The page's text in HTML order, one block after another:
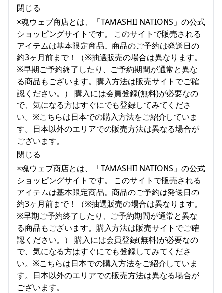
閉じる
×魂ウェブ商店とは、「TAMASHII NATIONS」の公式
ショッピングサイトです。 このサイトで販売される
アイテムは基本限定商品。商品のご予約は発送日の
約3ヶ月前まで！（※抽選販売の場合は異なります。
※早期ご予約終了したり、ご予約期間が通常と異な
る商品もございます。購入方法は販売サイトでご確
認ください。） 購入には会員登録(無料)が必要なの
で、気になる方はすぐにでも登録してみてくださ
い。※こちらは日本での購入方法をご紹介していま
す。日本以外のエリアでの販売方法は異なる場合が
ございます。
閉じる
×魂ウェブ商店とは、「TAMASHII NATIONS」の公式
ショッピングサイトです。 このサイトで販売される
アイテムは基本限定商品。商品のご予約は発送日の
約3ヶ月前まで！（※抽選販売の場合は異なります。
※早期ご予約終了したり、ご予約期間が通常と異な
る商品もございます。購入方法は販売サイトでご確
認ください。） 購入には会員登録(無料)が必要なの
で、気になる方はすぐにでも登録してみてくださ
い。※こちらは日本での購入方法をご紹介していま
す。日本以外のエリアでの販売方法は異なる場合が
ございます。